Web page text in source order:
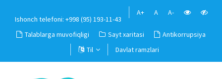
Ishonch telefoni: +998 (95) 193-11-43
A+ A A-
Talablarga muvofiqligi Sayt xaritasi
Antikorrupsiya
Til
Davlat ramzlari